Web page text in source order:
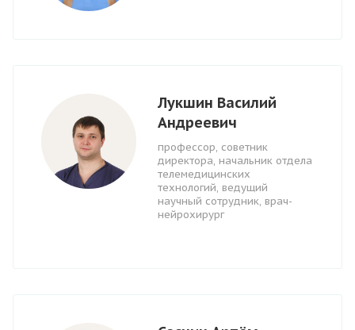
Лукшин Василий
Андреевич
профессор, советник
директора, начальник отдела
телемедицинских
технологий, ведущий
научный сотрудник, врач-
нейрохирург